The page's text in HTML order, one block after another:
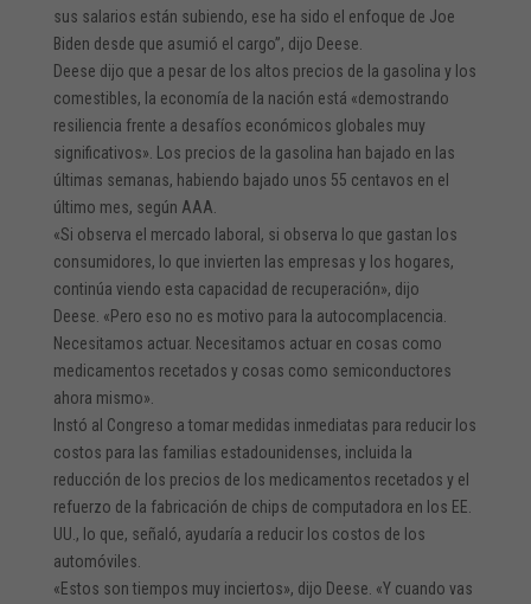
sus salarios están subiendo, ese ha sido el enfoque de Joe
Biden desde que asumió el cargo”, dijo Deese.
Deese dijo que a pesar de los altos precios de la gasolina y los
comestibles, la economía de la nación está «demostrando
resiliencia frente a desafíos económicos globales muy
significativos». Los precios de la gasolina han bajado en las
últimas semanas, habiendo bajado unos 55 centavos en el
último mes, según AAA.
«Si observa el mercado laboral, si observa lo que gastan los
consumidores, lo que invierten las empresas y los hogares,
continúa viendo esta capacidad de recuperación», dijo
Deese. «Pero eso no es motivo para la autocomplacencia.
Necesitamos actuar. Necesitamos actuar en cosas como
medicamentos recetados y cosas como semiconductores
ahora mismo».
Instó al Congreso a tomar medidas inmediatas para reducir los
costos para las familias estadounidenses, incluida la
reducción de los precios de los medicamentos recetados y el
refuerzo de la fabricación de chips de computadora en los EE.
UU., lo que, señaló, ayudaría a reducir los costos de los
automóviles.
«Estos son tiempos muy inciertos», dijo Deese. «Y cuando vas